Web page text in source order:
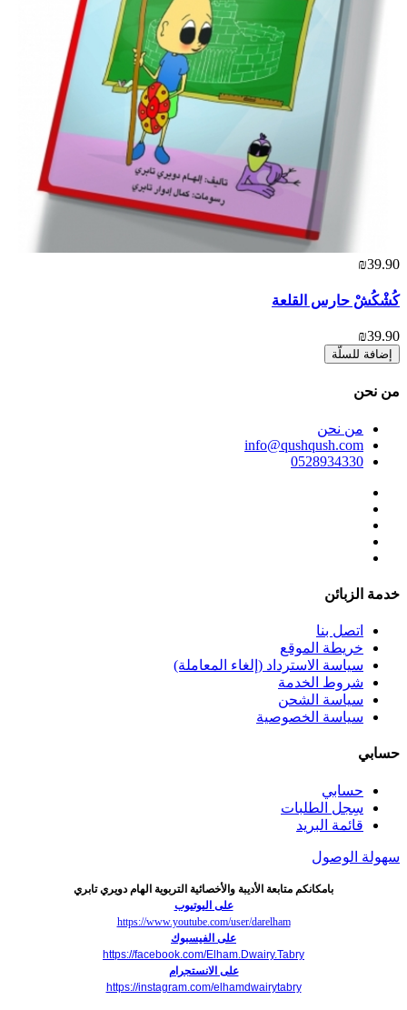
₪39.90
كُشْكُشْ حارس القلعة
₪39.90
إضافة للسلّة
ﻣﻦ ﻧﺤﻦ
ﻣﻦ ﻧﺤﻦ
info@qushqush.com
0528934330
خدمة الزبائن
اتصل بنا
خريطة الموقع
سياسة الاسترداد (إلغاء المعاملة)
شروط الخدمة
سياسة الشحن
سياسة الخصوصية
حسابي
حسابي
سِجل الطلبات
قائمة البريد
سهولة الوصول
بامكانكم متابعة الأديبة والأخصائية التربوية الهام دويري تابري
على اليوتيوب
https://www.youtube.com/user/darelham
على الفيسبوك
https://facebook.com/Elham.Dwairy.Tabry
على الانستجرام
https://instagram.com/elhamdwairytabry